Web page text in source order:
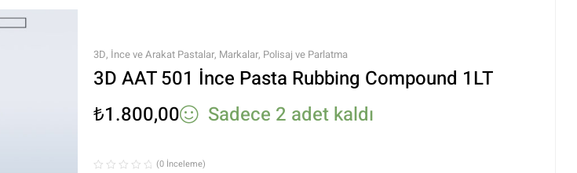
3D, İnce ve Arakat Pastalar, Markalar, Polisaj ve Parlatma
3D AAT 501 İnce Pasta Rubbing Compound 1LT
₺1.800,00 Sadece 2 adet kaldı
(0 İnceleme)